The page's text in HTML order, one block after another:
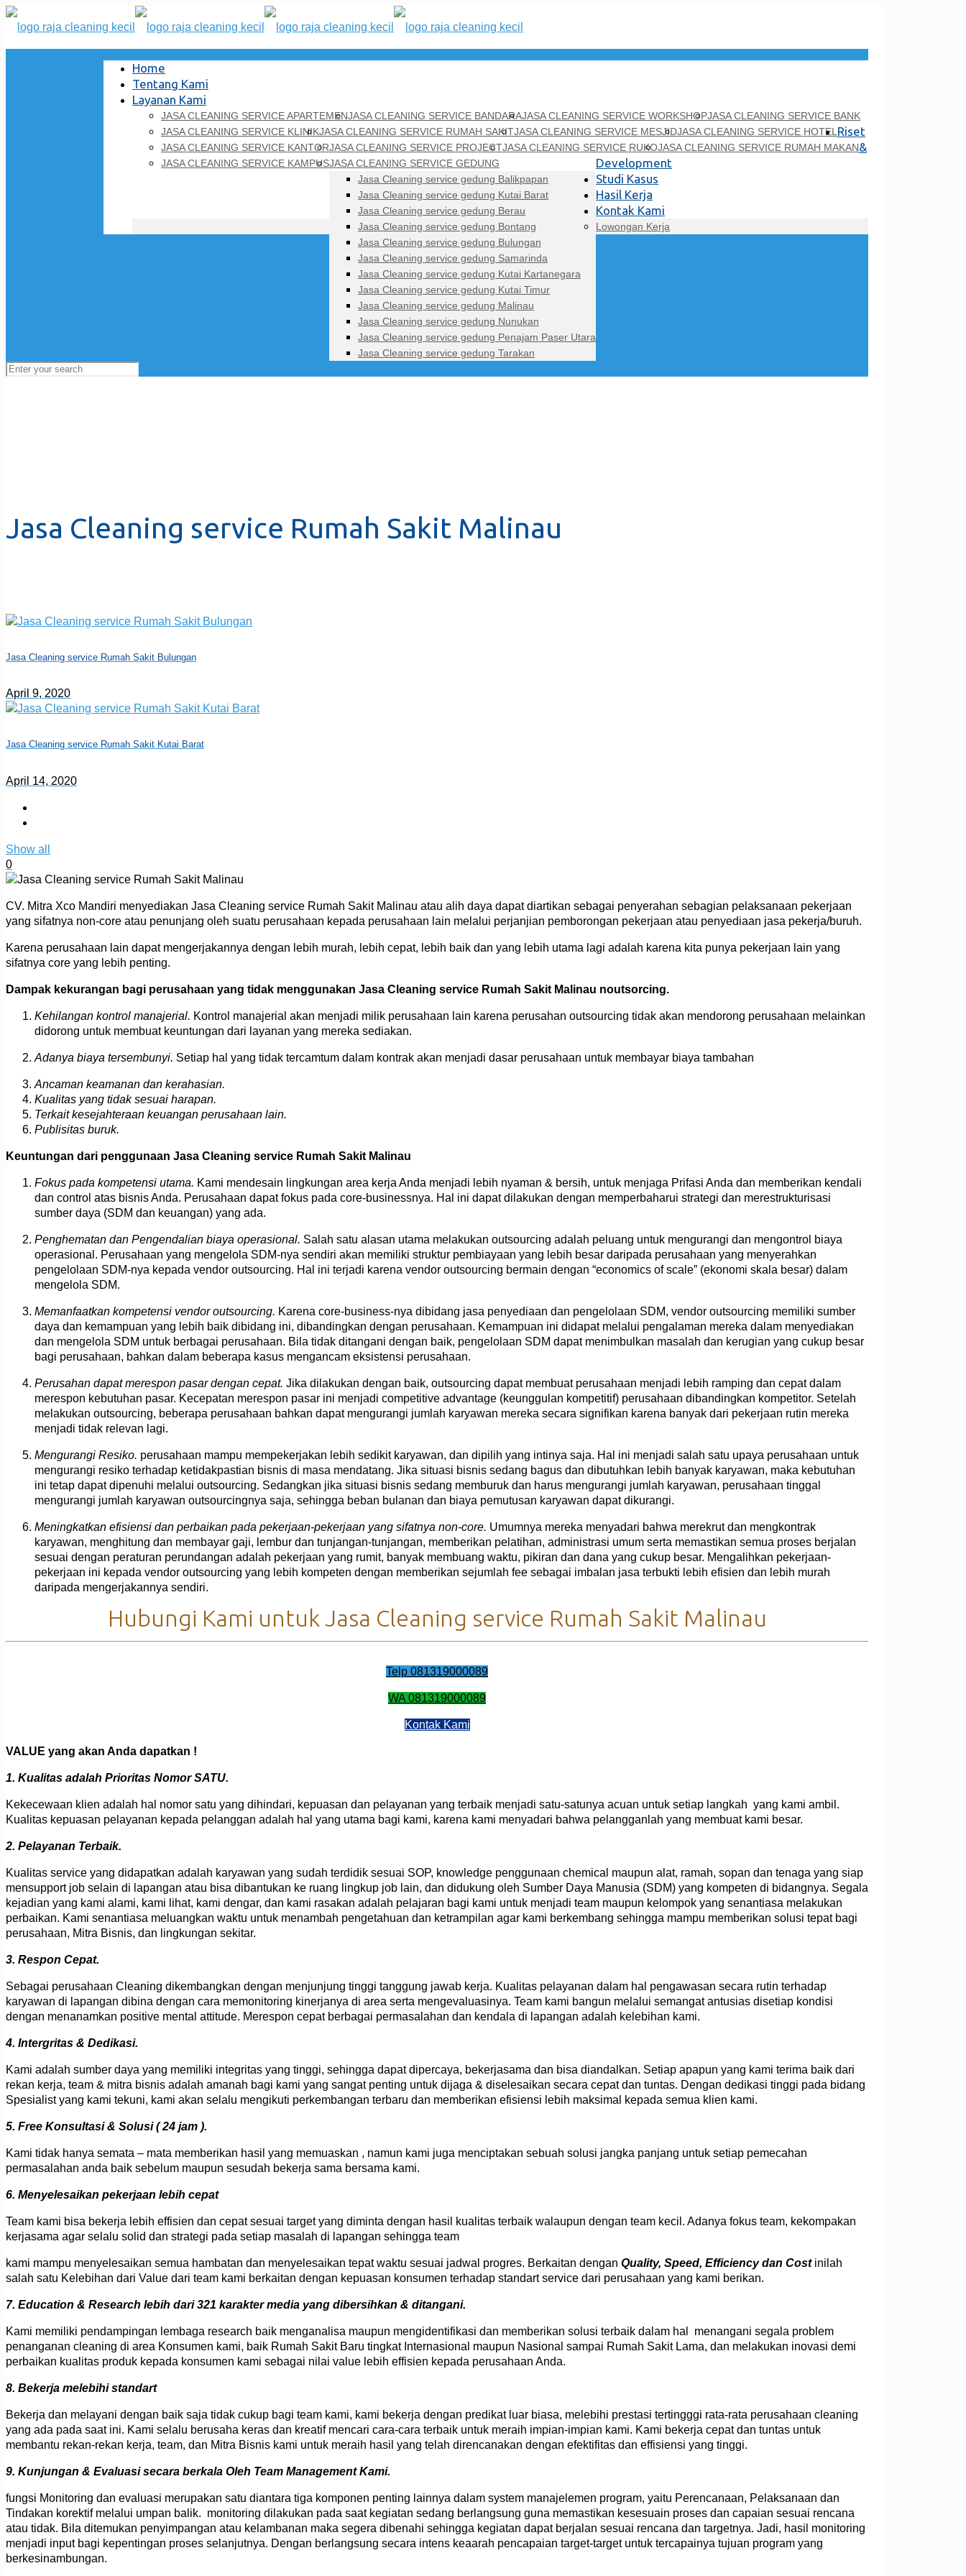
Home
Tentang Kami
Layanan Kami
JASA CLEANING SERVICE APARTEMENJASA CLEANING SERVICE BANDARAJASA CLEANING SERVICE WORKSHOPJASA CLEANING SERVICE BANK
JASA CLEANING SERVICE KLINIKJASA CLEANING SERVICE RUMAH SAKITJASA CLEANING SERVICE MESJIDJASA CLEANING SERVICE HOTEL
JASA CLEANING SERVICE KANTORJASA CLEANING SERVICE PROJECTJASA CLEANING SERVICE RUKOJASA CLEANING SERVICE RUMAH MAKAN
JASA CLEANING SERVICE KAMPUSJASA CLEANING SERVICE GEDUNG
Jasa Cleaning service gedung Balikpapan
Jasa Cleaning service gedung Kutai Barat
Jasa Cleaning service gedung Berau
Jasa Cleaning service gedung Bontang
Jasa Cleaning service gedung Bulungan
Jasa Cleaning service gedung Samarinda
Jasa Cleaning service gedung Kutai Kartanegara
Jasa Cleaning service gedung Kutai Timur
Jasa Cleaning service gedung Malinau
Jasa Cleaning service gedung Nunukan
Jasa Cleaning service gedung Penajam Paser Utara
Jasa Cleaning service gedung Tarakan
Riset
&
Development
Studi Kasus
Hasil Kerja
Kontak Kami
Lowongan Kerja
Jasa Cleaning service Rumah Sakit Malinau
Jasa Cleaning service Rumah Sakit Bulungan
April 9, 2020
Jasa Cleaning service Rumah Sakit Kutai Barat
April 14, 2020
Show all
0
CV. Mitra Xco Mandiri menyediakan Jasa Cleaning service Rumah Sakit Malinau atau alih daya dapat diartikan sebagai penyerahan sebagian pelaksanaan pekerjaan
yang sifatnya non-core atau penunjang oleh suatu perusahaan kepada perusahaan lain melalui perjanjian pemborongan pekerjaan atau penyediaan jasa pekerja/buruh.
Karena perusahaan lain dapat mengerjakannya dengan lebih murah, lebih cepat, lebih baik dan yang lebih utama lagi adalah karena kita punya pekerjaan lain yang
sifatnya core yang lebih penting.
Dampak kekurangan bagi perusahaan yang tidak menggunakan Jasa Cleaning service Rumah Sakit Malinau noutsorcing.
Kehilangan kontrol manajerial. Kontrol manajerial akan menjadi milik perusahaan lain karena perusahan outsourcing tidak akan mendorong perusahaan melainkan
didorong untuk membuat keuntungan dari layanan yang mereka sediakan.
Adanya biaya tersembunyi. Setiap hal yang tidak tercamtum dalam kontrak akan menjadi dasar perusahaan untuk membayar biaya tambahan
Ancaman keamanan dan kerahasian.
Kualitas yang tidak sesuai harapan.
Terkait kesejahteraan keuangan perusahaan lain.
Publisitas buruk.
Keuntungan dari penggunaan Jasa Cleaning service Rumah Sakit Malinau
Fokus pada kompetensi utama. Kami mendesain lingkungan area kerja Anda menjadi lebih nyaman & bersih, untuk menjaga Prifasi Anda dan memberikan kendali
dan control atas bisnis Anda. Perusahaan dapat fokus pada core-businessnya. Hal ini dapat dilakukan dengan memperbaharui strategi dan merestrukturisasi
sumber daya (SDM dan keuangan) yang ada.
Penghematan dan Pengendalian biaya operasional. Salah satu alasan utama melakukan outsourcing adalah peluang untuk mengurangi dan mengontrol biaya
operasional. Perusahaan yang mengelola SDM-nya sendiri akan memiliki struktur pembiayaan yang lebih besar daripada perusahaan yang menyerahkan
pengelolaan SDM-nya kepada vendor outsourcing. Hal ini terjadi karena vendor outsourcing bermain dengan “economics of scale” (ekonomi skala besar) dalam
mengelola SDM.
Memanfaatkan kompetensi vendor outsourcing. Karena core-business-nya dibidang jasa penyediaan dan pengelolaan SDM, vendor outsourcing memiliki sumber
daya dan kemampuan yang lebih baik dibidang ini, dibandingkan dengan perusahaan. Kemampuan ini didapat melalui pengalaman mereka dalam menyediakan
dan mengelola SDM untuk berbagai perusahaan. Bila tidak ditangani dengan baik, pengelolaan SDM dapat menimbulkan masalah dan kerugian yang cukup besar
bagi perusahaan, bahkan dalam beberapa kasus mengancam eksistensi perusahaan.
Perusahan dapat merespon pasar dengan cepat. Jika dilakukan dengan baik, outsourcing dapat membuat perusahaan menjadi lebih ramping dan cepat dalam
merespon kebutuhan pasar. Kecepatan merespon pasar ini menjadi competitive advantage (keunggulan kompetitif) perusahaan dibandingkan kompetitor. Setelah
melakukan outsourcing, beberapa perusahaan bahkan dapat mengurangi jumlah karyawan mereka secara signifikan karena banyak dari pekerjaan rutin mereka
menjadi tidak relevan lagi.
Mengurangi Resiko. perusahaan mampu mempekerjakan lebih sedikit karyawan, dan dipilih yang intinya saja. Hal ini menjadi salah satu upaya perusahaan untuk
mengurangi resiko terhadap ketidakpastian bisnis di masa mendatang. Jika situasi bisnis sedang bagus dan dibutuhkan lebih banyak karyawan, maka kebutuhan
ini tetap dapat dipenuhi melalui outsourcing. Sedangkan jika situasi bisnis sedang memburuk dan harus mengurangi jumlah karyawan, perusahaan tinggal
mengurangi jumlah karyawan outsourcingnya saja, sehingga beban bulanan dan biaya pemutusan karyawan dapat dikurangi.
Meningkatkan efisiensi dan perbaikan pada pekerjaan-pekerjaan yang sifatnya non-core. Umumnya mereka menyadari bahwa merekrut dan mengkontrak
karyawan, menghitung dan membayar gaji, lembur dan tunjangan-tunjangan, memberikan pelatihan, administrasi umum serta memastikan semua proses berjalan
sesuai dengan peraturan perundangan adalah pekerjaan yang rumit, banyak membuang waktu, pikiran dan dana yang cukup besar. Mengalihkan pekerjaan-
pekerjaan ini kepada vendor outsourcing yang lebih kompeten dengan memberikan sejumlah fee sebagai imbalan jasa terbukti lebih efisien dan lebih murah
daripada mengerjakannya sendiri.
Hubungi Kami untuk Jasa Cleaning service Rumah Sakit Malinau
Telp 081319000089
WA 081319000089
Kontak Kami
VALUE yang akan Anda dapatkan !
1. Kualitas adalah Prioritas Nomor SATU.
Kekecewaan klien adalah hal nomor satu yang dihindari, kepuasan dan pelayanan yang terbaik menjadi satu-satunya acuan untuk setiap langkah yang kami ambil.
Kualitas kepuasan pelayanan kepada pelanggan adalah hal yang utama bagi kami, karena kami menyadari bahwa pelangganlah yang membuat kami besar.
2. Pelayanan Terbaik.
Kualitas service yang didapatkan adalah karyawan yang sudah terdidik sesuai SOP, knowledge penggunaan chemical maupun alat, ramah, sopan dan tenaga yang siap
mensupport job selain di lapangan atau bisa dibantukan ke ruang lingkup job lain, dan didukung oleh Sumber Daya Manusia (SDM) yang kompeten di bidangnya. Segala
kejadian yang kami alami, kami lihat, kami dengar, dan kami rasakan adalah pelajaran bagi kami untuk menjadi team maupun kelompok yang senantiasa melakukan
perbaikan. Kami senantiasa meluangkan waktu untuk menambah pengetahuan dan ketrampilan agar kami berkembang sehingga mampu memberikan solusi tepat bagi
perusahaan, Mitra Bisnis, dan lingkungan sekitar.
3. Respon Cepat.
Sebagai perusahaan Cleaning dikembangkan dengan menjunjung tinggi tanggung jawab kerja. Kualitas pelayanan dalam hal pengawasan secara rutin terhadap
karyawan di lapangan dibina dengan cara memonitoring kinerjanya di area serta mengevaluasinya. Team kami bangun melalui semangat antusias disetiap kondisi
dengan menanamkan positive mental attitude. Merespon cepat berbagai permasalahan dan kendala di lapangan adalah kelebihan kami.
4. Intergritas & Dedikasi.
Kami adalah sumber daya yang memiliki integritas yang tinggi, sehingga dapat dipercaya, bekerjasama dan bisa diandalkan. Setiap apapun yang kami terima baik dari
rekan kerja, team & mitra bisnis adalah amanah bagi kami yang sangat penting untuk dijaga & diselesaikan secara cepat dan tuntas. Dengan dedikasi tinggi pada bidang
Spesialist yang kami tekuni, kami akan selalu mengikuti perkembangan terbaru dan memberikan efisiensi lebih maksimal kepada semua klien kami.
5. Free Konsultasi & Solusi ( 24 jam ).
Kami tidak hanya semata – mata memberikan hasil yang memuaskan , namun kami juga menciptakan sebuah solusi jangka panjang untuk setiap pemecahan
permasalahan anda baik sebelum maupun sesudah bekerja sama bersama kami.
6. Menyelesaikan pekerjaan lebih cepat
Team kami bisa bekerja lebih effisien dan cepat sesuai target yang diminta dengan hasil kualitas terbaik walaupun dengan team kecil. Adanya fokus team, kekompakan
kerjasama agar selalu solid dan strategi pada setiap masalah di lapangan sehingga team
kami mampu menyelesaikan semua hambatan dan menyelesaikan tepat waktu sesuai jadwal progres. Berkaitan dengan Quality, Speed, Efficiency dan Costinilah
salah satu Kelebihan dari Value dari team kami berkaitan dengan kepuasan konsumen terhadap standart service dari perusahaan yang kami berikan.
7. Education & Research lebih dari 321 karakter media yang dibersihkan & ditangani.
Kami memiliki pendampingan lembaga research baik menganalisa maupun mengidentifikasi dan memberikan solusi terbaik dalam hal menangani segala problem
penanganan cleaning di area Konsumen kami, baik Rumah Sakit Baru tingkat Internasional maupun Nasional sampai Rumah Sakit Lama, dan melakukan inovasi demi
perbaikan kualitas produk kepada konsumen kami sebagai nilai value lebih effisien kepada perusahaan Anda.
8. Bekerja melebihi standart
Bekerja dan melayani dengan baik saja tidak cukup bagi team kami, kami bekerja dengan predikat luar biasa, melebihi prestasi tertingggi rata-rata perusahaan cleaning
yang ada pada saat ini. Kami selalu berusaha keras dan kreatif mencari cara-cara terbaik untuk meraih impian-impian kami. Kami bekerja cepat dan tuntas untuk
membantu rekan-rekan kerja, team, dan Mitra Bisnis kami untuk meraih hasil yang telah direncanakan dengan efektifitas dan effisiensi yang tinggi.
9. Kunjungan & Evaluasi secara berkala Oleh Team Management Kami.
fungsi Monitoring dan evaluasi merupakan satu diantara tiga komponen penting lainnya dalam system manajelemen program, yaitu Perencanaan, Pelaksanaan dan
Tindakan korektif melalui umpan balik. monitoring dilakukan pada saat kegiatan sedang berlangsung guna memastikan kesesuain proses dan capaian sesuai rencana
atau tidak. Bila ditemukan penyimpangan atau kelambanan maka segera dibenahi sehingga kegiatan dapat berjalan sesuai rencana dan targetnya. Jadi, hasil monitoring
menjadi input bagi kepentingan proses selanjutnya. Dengan berlangsung secara intens keaarah pencapaian target-target untuk tercapainya tujuan program yang
berkesinambungan.